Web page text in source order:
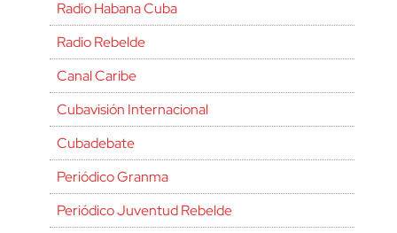
Radio Habana Cuba
Radio Rebelde
Canal Caribe
Cubavisión Internacional
Cubadebate
Periódico Granma
Periódico Juventud Rebelde